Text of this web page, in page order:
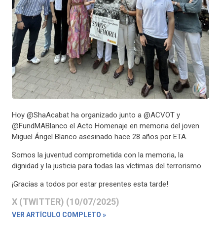
Hoy @ShaAcabat ha organizado junto a @ACVOT y
@FundMABlanco el Acto Homenaje en memoria del joven
Miguel Ángel Blanco asesinado hace 28 años por ETA.
Somos la juventud comprometida con la memoria, la
dignidad y la justicia para todas las víctimas del terrorismo.
¡Gracias a todos por estar presentes esta tarde!
X (TWITTER) (10/07/2025)
VER ARTÍCULO COMPLETO »